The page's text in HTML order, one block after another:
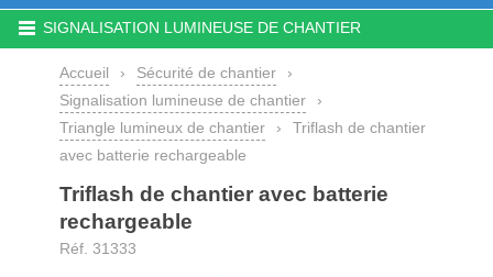
SIGNALISATION LUMINEUSE DE CHANTIER
Accueil › Sécurité de chantier
›
Signalisation lumineuse de chantier
›
Triangle lumineux de chantier
›
Triflash de chantier
avec batterie rechargeable
Triflash de chantier avec batterie
rechargeable
Réf. 31333